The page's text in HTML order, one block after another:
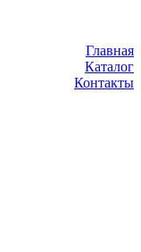
Главная
Каталог
Контакты